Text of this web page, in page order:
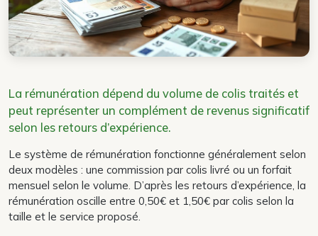
La rémunération dépend du volume de colis traités et
peut représenter un complément de revenus significatif
selon les retours d’expérience.
Le système de rémunération fonctionne généralement selon
deux modèles : une commission par colis livré ou un forfait
mensuel selon le volume. D’après les retours d’expérience, la
rémunération oscille entre 0,50€ et 1,50€ par colis selon la
taille et le service proposé.